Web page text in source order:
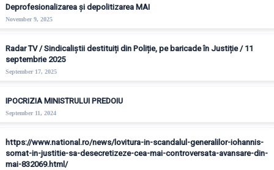
Deprofesionalizarea și depolitizarea MAI
November 9, 2025
Radar TV / Sindicaliștii destituiți din Poliție, pe baricade în Justiție / 11
septembrie 2025
September 17, 2025
IPOCRIZIA MINISTRULUI PREDOIU
September 11, 2024
https://www.national.ro/news/lovitura-in-scandalul-generalilor-iohannis-
somat-in-justitie-sa-desecretizeze-cea-mai-controversata-avansare-din-
mai-832069.html/